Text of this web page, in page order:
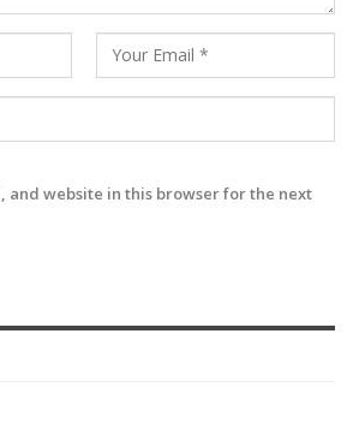
and website in this browser for the next